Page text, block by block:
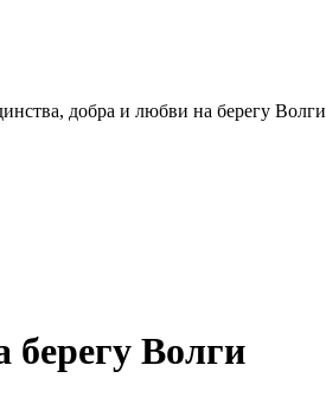
добра и любви на берегу Волги
берегу Волги